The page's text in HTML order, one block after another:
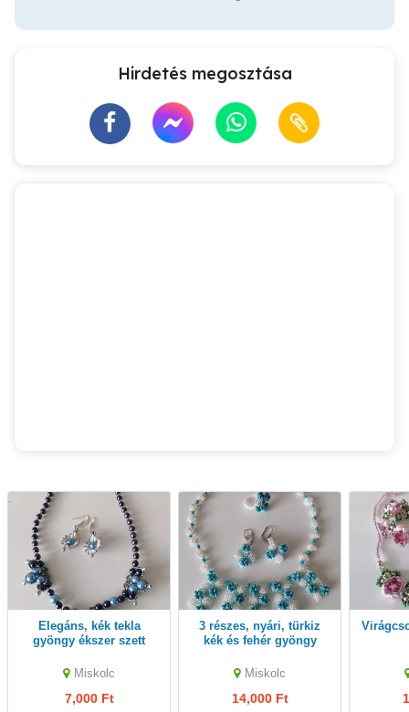
Hirdetés megosztása
Elegáns, kék tekla
gyöngy ékszer szett
Miskolc
7,000 Ft
3 részes, nyári, türkiz
kék és fehér gyöngy
Miskolc
14,000 Ft